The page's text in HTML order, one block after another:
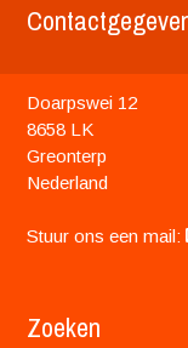
Doarpswei 12
8658 LK
Greonterp
Nederland
Stuur ons een mail:
Zoeken